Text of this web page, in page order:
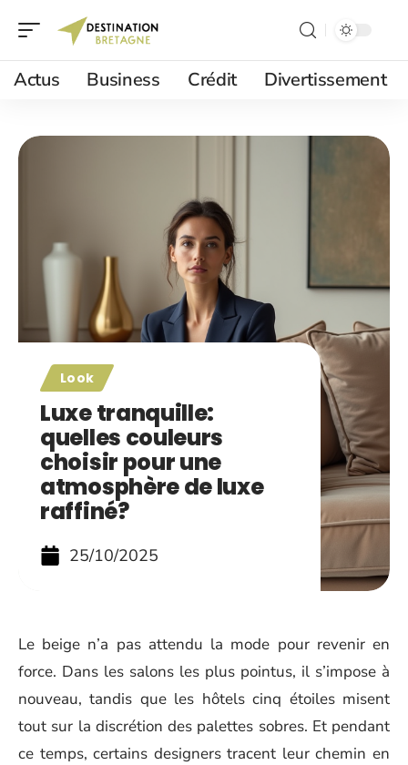
Actus Business Crédit Divertissement
Look
Luxe tranquille:
quelles couleurs
choisir pour une
atmosphère de luxe
raffiné?
25/10/2025
Le beige n’a pas attendu la mode pour revenir en
force. Dans les salons les plus pointus, il s’impose à
nouveau, tandis que les hôtels cinq étoiles misent
tout sur la discrétion des palettes sobres. Et pendant
ce temps, certains designers tracent leur chemin en